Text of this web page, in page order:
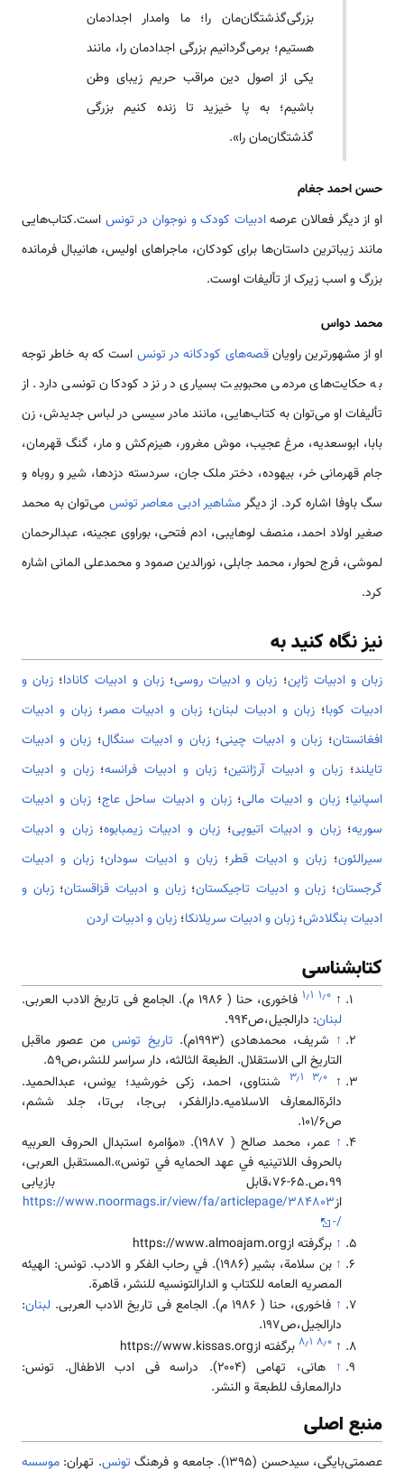
بزرگی‌گذشتگان‌مان را؛ ما وامدار اجدادمان
هستیم؛ برمی‌گردانیم بزرگی اجدادمان را، مانند
یکی از اصول دین مراقب حریم زیبای وطن
باشیم؛ به پا خیزید تا زنده کنیم بزرگی
گذشتگان‌مان را».
حسن احمد جغام
او از دیگر فعالان عرصهادبیات کودک و نوجوان در تونس است.کتاب‌هایی
مانند زیباترین داستان‌ها برای کودکان، ماجراهای اولیس، هانیبال فرمانده
بزرگ و اسب زیرک از تألیفات اوست.
محمد دواس
او از مشهورترین راویانقصه‌های کودکانه در تونس است که به خاطر توجه
به حکایت‌های مردمی محبوبیت بسیاری در نزد کودکان تونسی دارد. از
تألیفات او می‌توان به کتاب‌هایی، مانند مادر سیسی در لباس جدیدش، زن
بابا، ابوسعدیه، مرغ عجیب، موش مغرور، هیزم‌کش و مار، گنگ قهرمان،
جام قهرمانی خر، بیهوده، دختر ملک جان، سردسته دزدها، شیر و روباه و
سگ باوفا اشاره کرد. از دیگرمشاهیر ادبی معاصر تونس می‌توان به محمد
صغیر اولاد احمد، منصف لوهایبی، ادم فتحی، بوراوی عجینه، عبدالرحمان
لموشی، فرج لحوار، محمد جابلی، نورالدین صمود و محمدعلی المانی اشاره
کرد.
نیز نگاه کنید به
زبان و ادبیات ژاپن؛ زبان و ادبیات روسی؛زبان و ادبیات کانادا؛ زبان و
ادبیات کوبا؛ زبان و ادبیات لبنان؛ زبان و ادبیات مصر؛ زبان و ادبیات
افغانستان؛ زبان و ادبیات چینی؛زبان و ادبیات سنگال؛ زبان و ادبیات
تایلند؛ زبان و ادبیات آرژانتین؛زبان و ادبیات فرانسه؛زبان و ادبیات
اسپانیا؛زبان و ادبیات مالی؛زبان و ادبیات ساحل عاج؛ زبان و ادبیات
سوریه؛زبان و ادبیات اتیوپی؛ زبان و ادبیات زیمبابوه؛زبان و ادبیات
سیرالئون؛ زبان و ادبیات قطر؛زبان و ادبیات سودان؛زبان و ادبیات
گرجستان؛ زبان و ادبیات تاجیکستان؛زبان و ادبیات قزاقستان؛زبان و
ادبیات بنگلادش؛ زبان و ادبیات سریلانکا؛ زبان و ادبیات اردن
کتابشناسی
↑ ۱٫۰ ۱٫۱ فاخوری، حنا ( ۱۹۸۶ م). الجامع فی تاریخ الادب العربی.
لبنان: دارالجیل،ص994.
↑ شریف، محمدهادی (۱۹۹۳م). تاریخ تونسمن عصور ماقبل
التاریخ الی الاستقلال. الطبعة الثالثه، دار سراسر للنشر،ص59.
↑۳٫۰ ۳٫۱
شنتاوی، احمد، زکی خورشید؛ یونس، عبدالحمید.
دائرةالمعارف الاسلامیه.دارالفکر، بی‌جا، بی‌تا، جلد ششم،
ص101/6.
↑
عمر، محمد صالح ( 1987). «مؤامره استبدال الحروف العربیه
بالحروف اللاتینیه في عهد الحمایه في تونس».المستقبل العربی،
99،ص.65-76،قابل بازیابی
ازhttps://www.noormags.ir/view/fa/articlepage/384803
/-
↑ برگرفته ازhttps://www.almoajam.org
↑
بن سلامة، بشیر (۱۹۸۶). في رحاب الفکر و الادب. تونس: الهیئه
المصریه العامه للکتاب و الدارالتونسیه للنشر، قاهرة.
↑ فاخوری، حنا ( ۱۹۸۶ م). الجامع فی تاریخ الادب العربی. لبنان:
دارالجیل،ص197.
↑ ۸٫۰ ۸٫۱ برگفته ازhttps://www.kissas.org
↑
هانی، تهامی (۲۰۰۴). دراسه فی ادب الاطفال. تونس:
دارالمعارف للطبعة و النشر.
منبع اصلی
عصمتی‌بایگی، سیدحسن (1395). جامعه و فرهنگ تونس. تهران: موسسه